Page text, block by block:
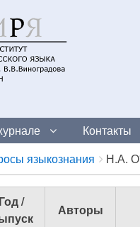
Контакты
языкознания Н.А.
Год /
Авторы